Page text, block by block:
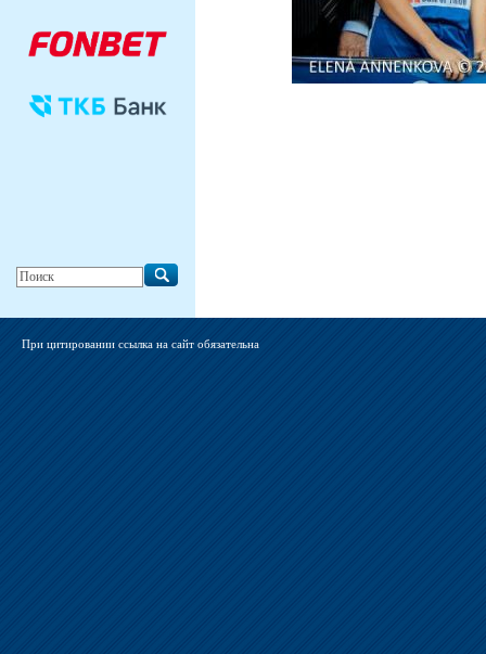
При цитировании ссылка на сайт обязательна